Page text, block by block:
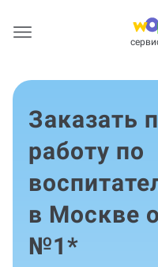
Заказать
работу по
в Москве
№1*